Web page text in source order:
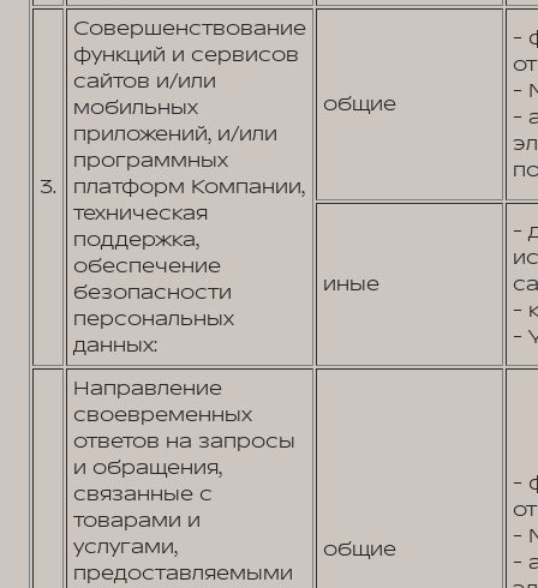
3.
Совершенствование
функций и сервисов
сайтов и/или
мобильных
приложений, и/или
программных
платформ Компании,
техническая
поддержка,
обеспечение
безопасности
персональных
данных:
общие
-
-
-
иные
-
-
-
Направление
своевременных
ответов на запросы
и обращения,
связанные с
товарами и
услугами,
предоставляемыми
общие
-
-
-